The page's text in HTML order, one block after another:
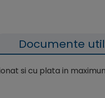
Documente
si cu plata in